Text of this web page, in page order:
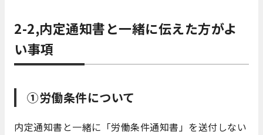
2-2,内定通知書と一緒に伝えた方がよ
い事項
①労働条件について
内定通知書と一緒に「労働条件通知書」を送付しない